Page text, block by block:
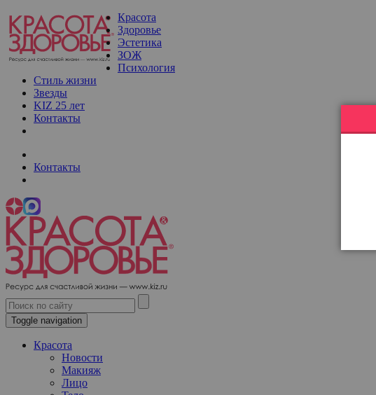
Красота
Здоровье
Эстетика
ЗОЖ
Психология
Стиль жизни
Звезды
KIZ 25 лет
Контакты
Контакты
Toggle navigation
Красота
Новости
Макияж
Лицо